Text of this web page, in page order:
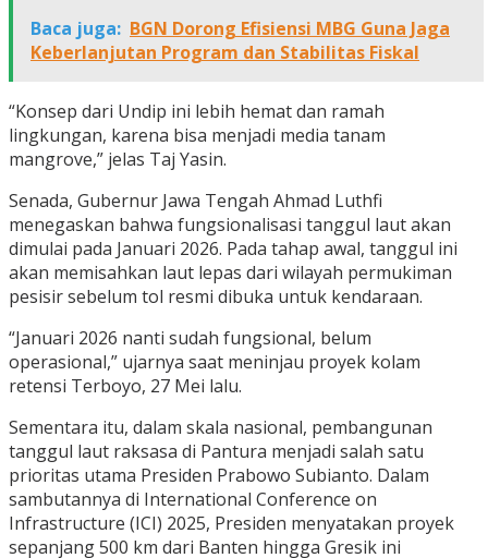
Baca juga: BGN Dorong Efisiensi MBG Guna Jaga
Keberlanjutan Program dan Stabilitas Fiskal
“Konsep dari Undip ini lebih hemat dan ramah
lingkungan, karena bisa menjadi media tanam
mangrove,” jelas Taj Yasin.
Senada, Gubernur Jawa Tengah Ahmad Luthfi
menegaskan bahwa fungsionalisasi tanggul laut akan
dimulai pada Januari 2026. Pada tahap awal, tanggul ini
akan memisahkan laut lepas dari wilayah permukiman
pesisir sebelum tol resmi dibuka untuk kendaraan.
“Januari 2026 nanti sudah fungsional, belum
operasional,” ujarnya saat meninjau proyek kolam
retensi Terboyo, 27 Mei lalu.
Sementara itu, dalam skala nasional, pembangunan
tanggul laut raksasa di Pantura menjadi salah satu
prioritas utama Presiden Prabowo Subianto. Dalam
sambutannya di International Conference on
Infrastructure (ICI) 2025, Presiden menyatakan proyek
sepanjang 500 km dari Banten hingga Gresik ini